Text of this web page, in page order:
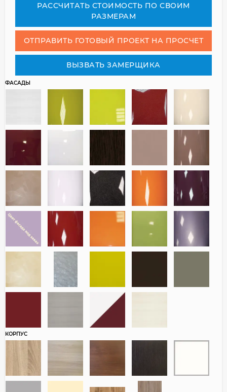
РАСCЧИТАТЬ СТОИМОСТЬ ПО СВОИМ
РАЗМЕРАМ
ОТПРАВИТЬ ГОТОВЫЙ ПРОЕКТ НА ПРОСЧЕТ
ВЫЗВАТЬ ЗАМЕРЩИКА
ФАСАДЫ
КОРПУС